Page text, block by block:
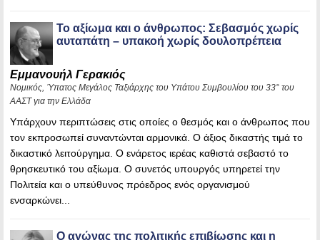
Το αξίωμα και ο άνθρωπος: Σεβασμός χωρίς
αυταπάτη – υπακοή χωρίς δουλοπρέπεια
Εμμανουήλ Γερακιός
Νομικός, Ύπατος Μεγάλος Ταξιάρχης του Υπάτου Συμβουλίου του 33° του
ΑΑΣΤ για την Ελλάδα
Υπάρχουν περιπτώσεις στις οποίες ο θεσμός και ο άνθρωπος που
τον εκπροσωπεί συναντώνται αρμονικά. Ο άξιος δικαστής τιμά το
δικαστικό λειτούργημα. Ο ενάρετος ιερέας καθιστά σεβαστό το
θρησκευτικό του αξίωμα. Ο συνετός υπουργός υπηρετεί την
Πολιτεία και ο υπεύθυνος πρόεδρος ενός οργανισμού
ενσαρκώνει...
Ο αγώνας της πολιτικής επιβίωσης και η